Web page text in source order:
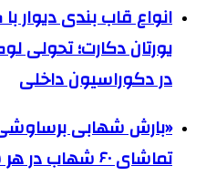
انواع قاب بندی دیوار
یورتان دکارت؛ تحولی
در دکوراسیون داخلی
«بارش شهابی برساوشی»
تماشای ۶۰ شهاب در هر ساعت!